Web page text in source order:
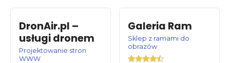
DronAir.pl –
usługi dronem
Projektowanie stron
WWW
Galeria Ram
Sklep z ramami do
obrazów